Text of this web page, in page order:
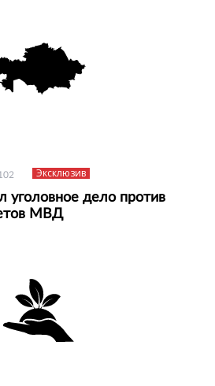
Эксклюзив
уголовное дело против
МВД